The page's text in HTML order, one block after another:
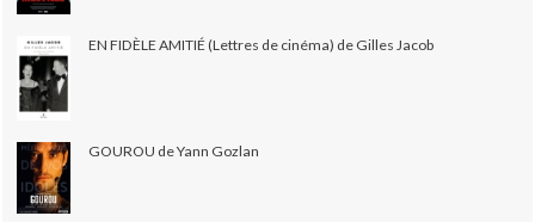
EN FIDÈLE AMITIÉ (Lettres de cinéma) de Gilles Jacob
GOUROU de Yann Gozlan